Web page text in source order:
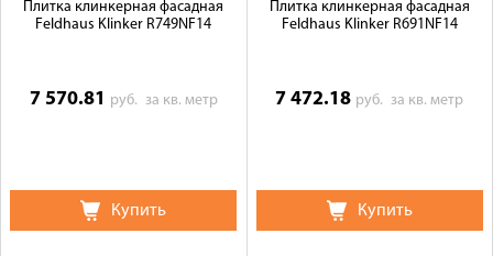
Плитка клинкерная фасадная
Feldhaus Klinker R749NF14
7 570.81 руб. за кв. метр
Купить
Плитка клинкерная фасадная
Feldhaus Klinker R691NF14
7 472.18 руб.за кв. метр
Купить